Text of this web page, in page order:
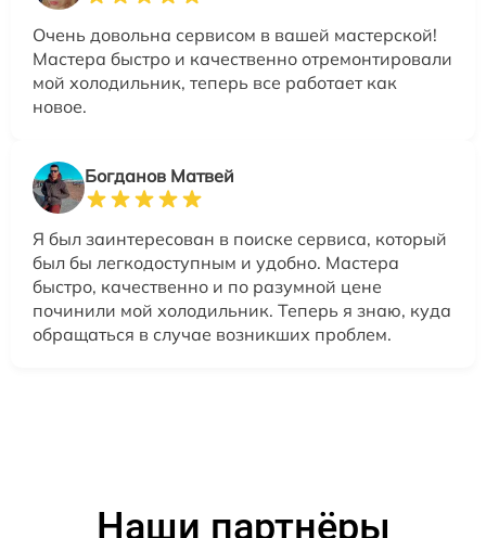
Очень довольна сервисом в вашей мастерской!
Мастера быстро и качественно отремонтировали
мой холодильник, теперь все работает как
новое.
Богданов Матвей
Я был заинтересован в поиске сервиса, который
был бы легкодоступным и удобно. Мастера
быстро, качественно и по разумной цене
починили мой холодильник. Теперь я знаю, куда
обращаться в случае возникших проблем.
Наши партнёры